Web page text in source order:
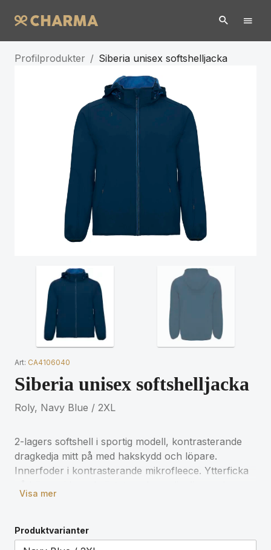
Profilprodukter / Siberia unisex softshelljacka
Art: CA4106040
Siberia unisex softshelljacka
Roly, Navy Blue / 2XL
2-lagers softshell i sportig modell, kontrasterande
dragkedja mitt på med hakskydd och löpare.
Innerfoder i kontrasterande mikrofleece. Ytterficka
dragkedja. Två sidfickor med osynlig dragkedja.
ärmslut och fåll. Vikbar huva med kontrasterande
mikropolärt foder. Borttagbar etikett. Vattentät.
Visa mer
Produktvarianter